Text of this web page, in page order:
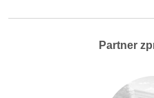
Partner